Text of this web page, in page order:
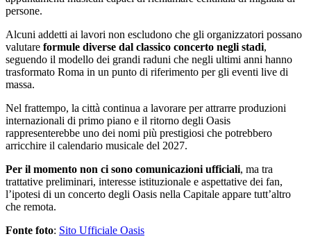
persone.
Alcuni addetti ai lavori non escludono che gli organizzatori possano
valutare formule diverse dal classico concerto negli stadi,
seguendo il modello dei grandi raduni che negli ultimi anni hanno
trasformato Roma in un punto di riferimento per gli eventi live di
massa.
Nel frattempo, la città continua a lavorare per attrarre produzioni
internazionali di primo piano e il ritorno degli Oasis
rappresenterebbe uno dei nomi più prestigiosi che potrebbero
arricchire il calendario musicale del 2027.
Per il momento non ci sono comunicazioni ufficiali, ma tra
trattative preliminari, interesse istituzionale e aspettative dei fan,
l’ipotesi di un concerto degli Oasis nella Capitale appare tutt’altro
che remota.
Fonte foto: Sito Ufficiale Oasis